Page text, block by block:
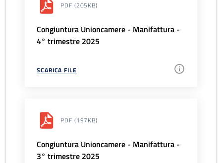
PDF (205KB)
Congiuntura Unioncamere - Manifattura -
4° trimestre 2025
SCARICA FILE
PDF (197KB)
Congiuntura Unioncamere - Manifattura -
3° trimestre 2025